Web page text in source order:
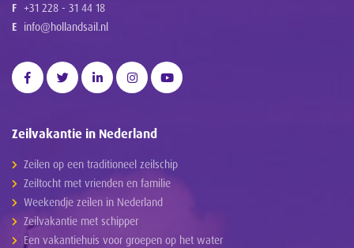
F +31 228 - 31 44 18
E info@hollandsail.nl
Zeilvakantie in Nederland
Zeilen op een traditioneel zeilschip
Zeiltocht met vrienden en familie
Weekendje zeilen in Nederland
Zeilvakantie met schipper
Een vakantiehuis voor groepen op het water